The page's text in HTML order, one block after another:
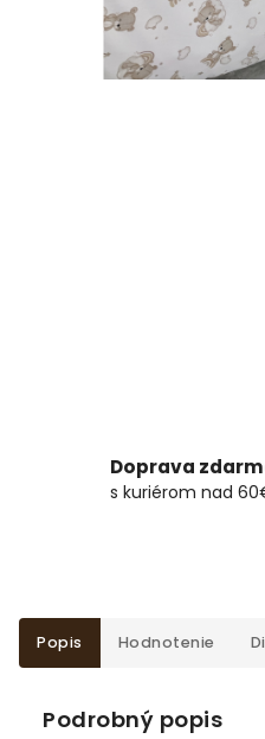
Doprava
s kuriérom nad
Popis Hodnotenie
Podrobný popis